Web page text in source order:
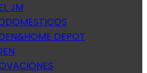
JM
DEPOT